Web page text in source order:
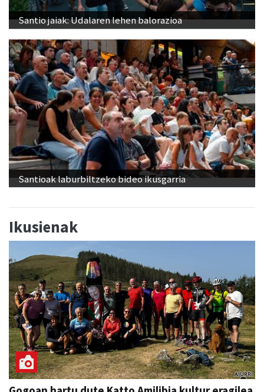
Santio jaiak: Udalaren lehen balorazioa
Santioak laburbiltzeko bideo ikusgarria
Ikusienak